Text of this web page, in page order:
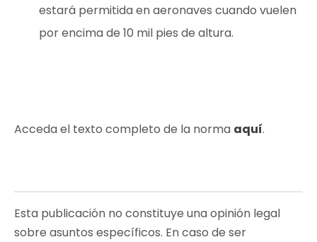
estará permitida en aeronaves cuando vuelen
por encima de 10 mil pies de altura.
Acceda el texto completo de la norma aquí.
Esta publicación no constituye una opinión legal
sobre asuntos específicos. En caso de ser